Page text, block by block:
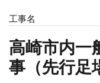
工事名
高崎市内一
事（先行足